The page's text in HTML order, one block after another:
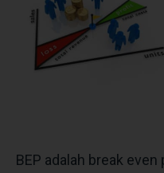
BEP adalah break